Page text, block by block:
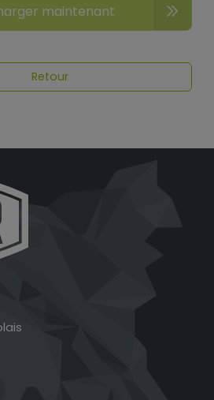
maintenant
Retour